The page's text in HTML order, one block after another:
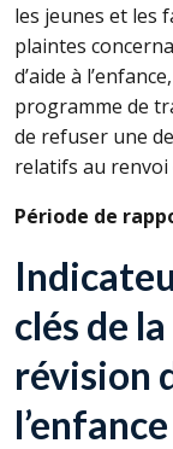
les jeunes et les
plaintes
d’aide à
programme de
de refuser une
relatifs au renvoi
Période de
clés de
révision